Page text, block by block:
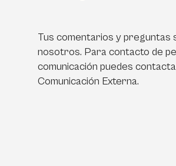
Tus comentarios y preguntas
nosotros. Para contacto de
comunicación puedes
Comunicación Externa.